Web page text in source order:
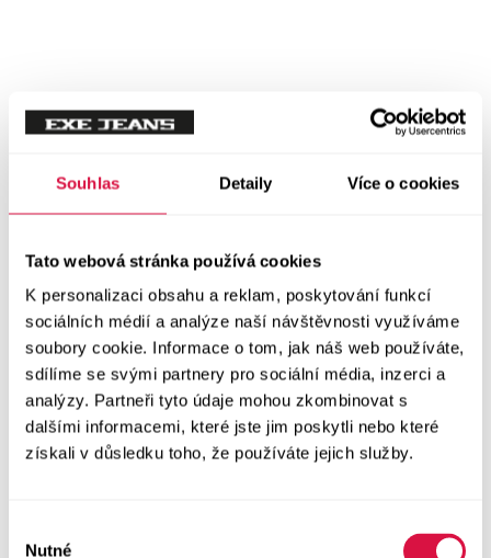
Souhlas Detaily Více o cookies
Tato webová stránka používá cookies
K personalizaci obsahu a reklam, poskytování funkcí
sociálních médií a analýze naší návštěvnosti využíváme
soubory cookie. Informace o tom, jak náš web používáte,
sdílíme se svými partnery pro sociální média, inzerci a
analýzy. Partneři tyto údaje mohou zkombinovat s
dalšími informacemi, které jste jim poskytli nebo které
získali v důsledku toho, že používáte jejich služby.
Nutné